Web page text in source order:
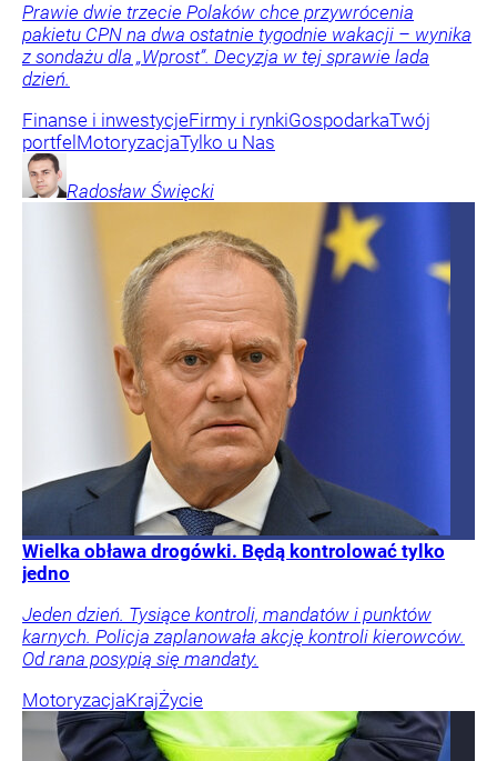
Prawie dwie trzecie Polaków chce przywrócenia
pakietu CPN na dwa ostatnie tygodnie wakacji – wynika
z sondażu dla „Wprost”. Decyzja w tej sprawie lada
dzień.
Finanse i inwestycjeFirmy i rynkiGospodarkaTwój
portfel MotoryzacjaTylko u Nas
Radosław Święcki
Wielka obława drogówki. Będą kontrolować tylko
jedno
Jeden dzień. Tysiące kontroli, mandatów i punktów
karnych. Policja zaplanowała akcję kontroli kierowców.
Od rana posypią się mandaty.
MotoryzacjaKrajŻycie